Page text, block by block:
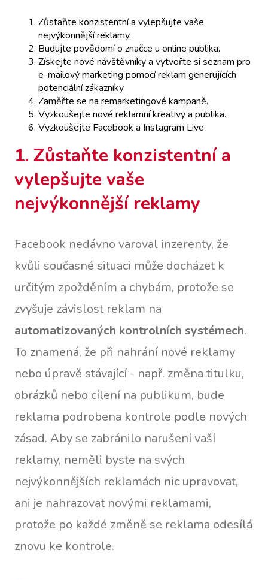
Zůstaňte konzistentní a vylepšujte vaše
nejvýkonnější reklamy.
Budujte povědomí o značce u online publika.
Získejte nové návštěvníky a vytvořte si seznam pro
e-mailový marketing pomocí reklam generujících
potenciální zákazníky.
Zaměřte se na remarketingové kampaně.
Vyzkoušejte nové reklamní kreativy a publika.
Vyzkoušejte Facebook a Instagram Live
1. Zůstaňte konzistentní a
vylepšujte vaše
nejvýkonnější reklamy
Facebook nedávno varoval inzerenty, že
kvůli současné situaci může docházet k
určitým zpožděním a chybám, protože se
zvyšuje závislost reklam na
automatizovaných kontrolních systémech.
To znamená, že při nahrání nové reklamy
nebo úpravě stávající - např. změna titulku,
obrázků nebo cílení na publikum, bude
reklama podrobena kontrole podle nových
zásad. Aby se zabránilo narušení vaší
reklamy, neměli byste na svých
nejvýkonnějších reklamách nic upravovat,
ani je nahrazovat novými reklamami,
protože po každé změně se reklama odesílá
znovu ke kontrole.